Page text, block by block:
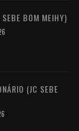
BOM MEIHY)
(JC SEBE